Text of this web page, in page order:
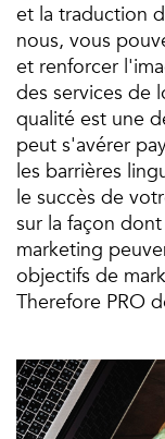
et la traduction
nous, vous
et renforcer
des services de
qualité est une
peut s'avérer
les barrières
le succès de
sur la façon
marketing
objectifs de
Therefore PRO